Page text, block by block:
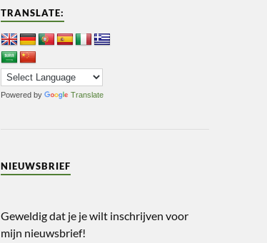
TRANSLATE:
Powered by Translate
NIEUWSBRIEF
Geweldig dat je je wilt inschrijven voor
mijn nieuwsbrief!